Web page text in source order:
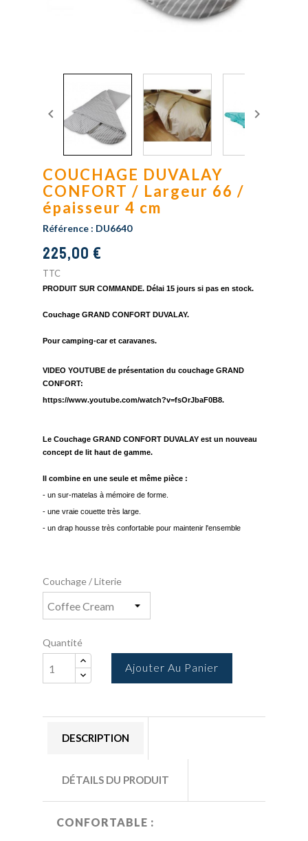
 
COUCHAGE DUVALAY
CONFORT / Largeur 66 /
épaisseur 4 cm
Référence : DU6640
225,00 €
TTC
PRODUIT SUR COMMANDE. Délai 15 jours si pas en stock.
Couchage GRAND CONFORT DUVALAY.
Pour camping-car et caravanes.
VIDEO YOUTUBE de présentation du couchage GRAND
CONFORT:
https://www.youtube.com/watch?v=fsOrJbaF0B8.
Le Couchage GRAND CONFORT DUVALAY est un nouveau
concept de lit haut de gamme.
Il combine en une seule et même pièce :
- un sur-matelas à mémoire de forme.
- une vraie couette très large.
- un drap housse très confortable pour maintenir l'ensemble
Couchage / Literie
Quantité
Ajouter Au Panier
DESCRIPTION
DÉTAILS DU PRODUIT
CONFORTABLE :